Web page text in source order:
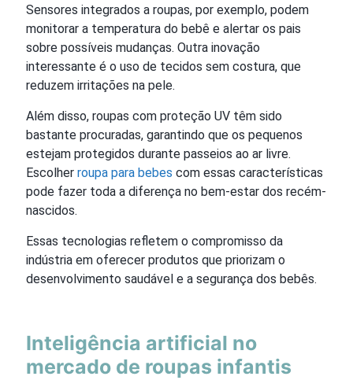
Sensores integrados a roupas, por exemplo, podem
monitorar a temperatura do bebê e alertar os pais
sobre possíveis mudanças. Outra inovação
interessante é o uso de tecidos sem costura, que
reduzem irritações na pele.
Além disso, roupas com proteção UV têm sido
bastante procuradas, garantindo que os pequenos
estejam protegidos durante passeios ao ar livre.
Escolher roupa para bebes com essas características
pode fazer toda a diferença no bem-estar dos recém-
nascidos.
Essas tecnologias refletem o compromisso da
indústria em oferecer produtos que priorizam o
desenvolvimento saudável e a segurança dos bebês.
Inteligência artificial no
mercado de roupas infantis